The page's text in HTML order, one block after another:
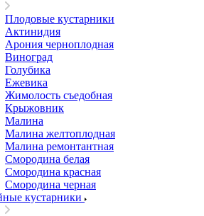
Плодовые кустарники
Актинидия
Арония черноплодная
Виноград
Голубика
Ежевика
Жимолость съедобная
Крыжовник
Малина
Малина желтоплодная
Малина ремонтантная
Смородина белая
Смородина красная
Смородина черная
кустарники